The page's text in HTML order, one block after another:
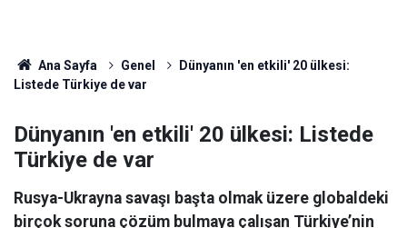
Ana Sayfa Genel
Dünyanın 'en etkili' 20 ülkesi:
Listede Türkiye de var
Dünyanın 'en etkili' 20 ülkesi: Listede
Türkiye de var
Rusya-Ukrayna savaşı başta olmak üzere globaldeki
birçok soruna çözüm bulmaya çalışan Türkiye’nin